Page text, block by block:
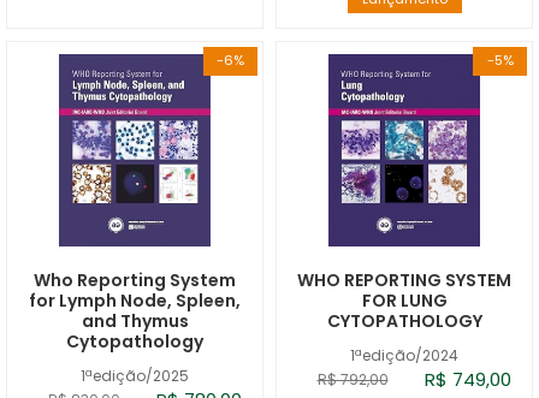
-6%
1ªedição/2025
Who Reporting System
for Lymph Node, Spleen,
and Thymus
Cytopathology
-5%
1ªedição/2024
WHO REPORTING SYSTEM
FOR LUNG
CYTOPATHOLOGY
R$ 792,00 R$ 749,00